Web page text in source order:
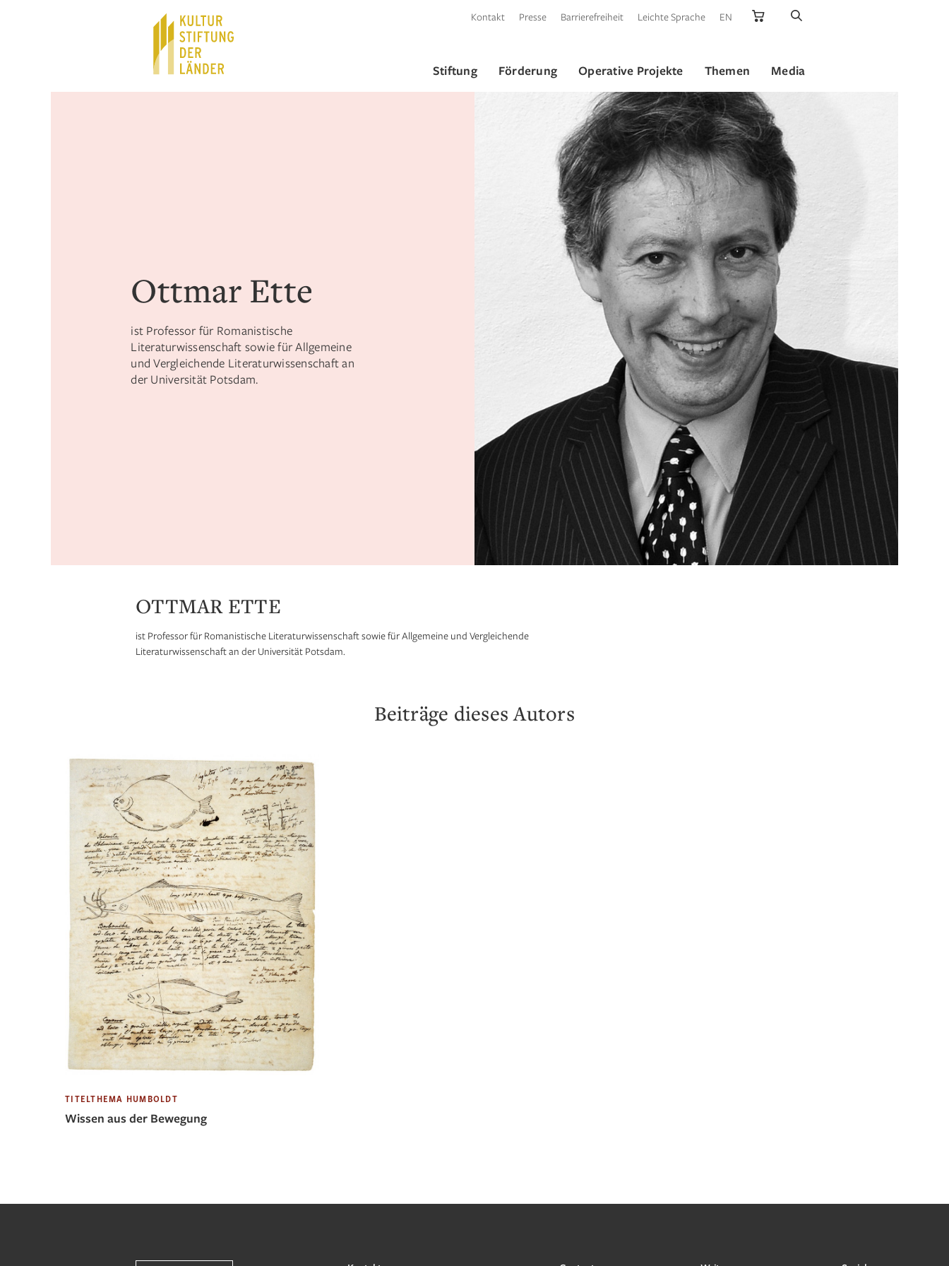
Kontakt Presse Barrierefreiheit Leichte Sprache EN
Stiftung Förderung Operative Projekte Themen Media
Ottmar Ette
ist Professor für Romanistische
Literaturwissenschaft sowie für Allgemeine
und Vergleichende Literaturwissenschaft an
der Universität Potsdam.
OTTMAR ETTE
ist Professor für Romanistische Literaturwissenschaft sowie für Allgemeine und Vergleichende
Literaturwissenschaft an der Universität Potsdam.
Beiträge dieses Autors
TITELTHEMA HUMBOLDT
Wissen aus der Bewegung